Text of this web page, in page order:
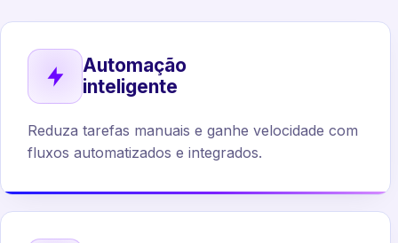
Automação
inteligente
Reduza tarefas manuais e ganhe velocidade com
fluxos automatizados e integrados.